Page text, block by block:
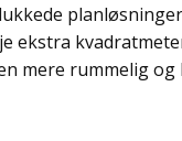
mere rummelig